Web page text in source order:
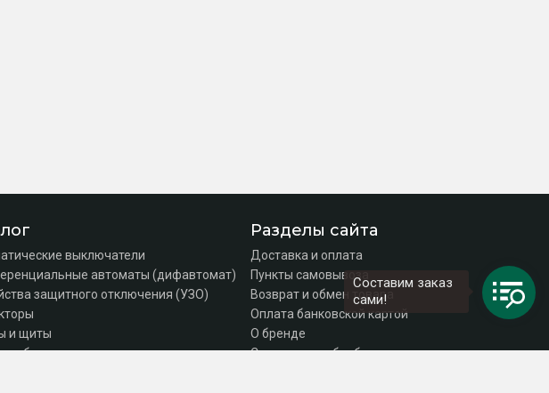
выключатели
автоматы (дифавтомат)
защитного отключения (УЗО)
и щиты
оборудование
Разделы сайта
Доставка и оплата
Пункты самовывоза
Возврат и обмен товара
Оплата банковской картой
О бренде
Согласие на обработку персональных данных
Составим заказ
сами!